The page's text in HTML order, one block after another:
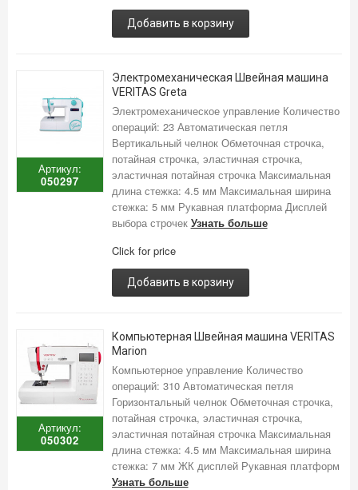
Добавить в корзину
Артикул:
050297
Электромеханическая Швейная машина
VERITAS Greta
Электромеханическое управление Количество
операций: 23 Автоматическая петля
Вертикальный челнок Обметочная строчка,
потайная строчка, эластичная строчка,
эластичная потайная строчка Максимальная
длина стежка: 4.5 мм Максимальная ширина
стежка: 5 мм Рукавная платформа Дисплей
выбора строчек Узнать больше
Click for price
Добавить в корзину
Артикул:
050302
Компьютерная Швейная машина VERITAS
Marion
Компьютерное управление Количество
операций: 310 Автоматическая петля
Горизонтальный челнок Обметочная строчка,
потайная строчка, эластичная строчка,
эластичная потайная строчка Максимальная
длина стежка: 4.5 мм Максимальная ширина
стежка: 7 мм ЖК дисплей Рукавная платформ
Узнать больше